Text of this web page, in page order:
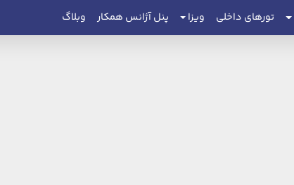
تورهای داخلی ویزا پنل آژانس همکار وبلاگ